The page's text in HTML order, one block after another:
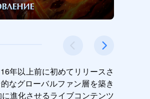
年以上前に初めてリリースさ
なグローバルファン層を築き
進化させるライブコンテンツ